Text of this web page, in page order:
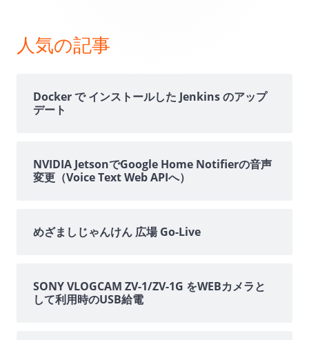
ン
人気の記事
Docker で インストールした Jenkins のアップ
デート
NVIDIA JetsonでGoogle Home Notifierの音声
変更（Voice Text Web APIへ）
めざましじゃんけん 広場 Go-Live
SONY VLOGCAM ZV-1/ZV-1G をWEBカメラと
して利用時のUSB給電